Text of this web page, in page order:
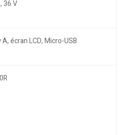
36 V
écran LCD, Micro-USB